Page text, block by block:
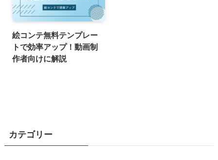
絵コンテ無料テンプレー
トで効率アップ！動画制
作者向けに解説
カテゴリー